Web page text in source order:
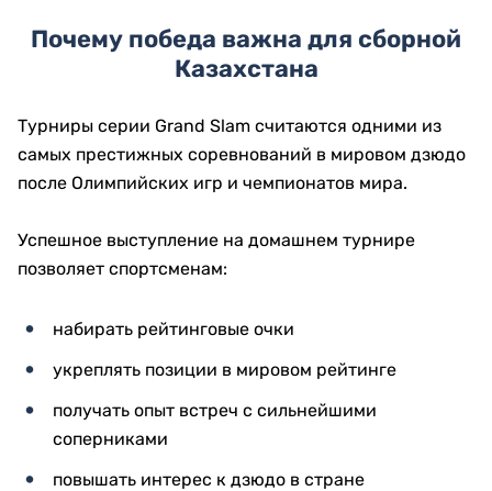
Почему победа важна для сборной
Казахстана
Турниры серии Grand Slam считаются одними из
самых престижных соревнований в мировом дзюдо
после Олимпийских игр и чемпионатов мира.
Успешное выступление на домашнем турнире
позволяет спортсменам:
набирать рейтинговые очки
укреплять позиции в мировом рейтинге
получать опыт встреч с сильнейшими
соперниками
повышать интерес к дзюдо в стране